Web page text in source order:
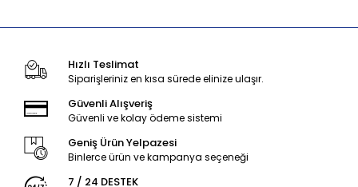
Hızlı Teslimat
Siparişleriniz en kısa sürede elinize ulaşır.
Güvenli Alışveriş
Güvenli ve kolay ödeme sistemi
Geniş Ürün Yelpazesi
Binlerce ürün ve kampanya seçeneği
7 / 24 DESTEK